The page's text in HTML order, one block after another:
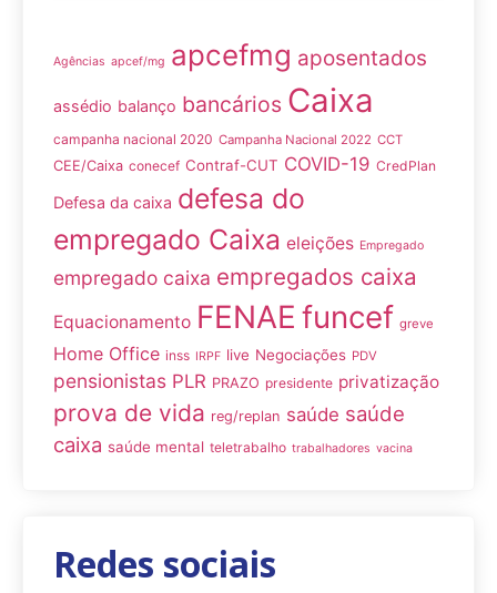
Agências apcef/mg apcefmg aposentados
assédio balanço bancários Caixa
campanha nacional 2020 Campanha Nacional 2022 CCT
CEE/Caixa conecef Contraf-CUT COVID-19 CredPlan
Defesa da caixa defesa do
empregado Caixa eleições Empregado
empregado caixa empregados caixa
Equacionamento FENAE funcef greve
Home Office inss IRPF live Negociações PDV
pensionistas PLR PRAZO presidente privatização
prova de vida reg/replan saúde saúde
caixa saúde mental teletrabalho trabalhadores vacina
Redes sociais